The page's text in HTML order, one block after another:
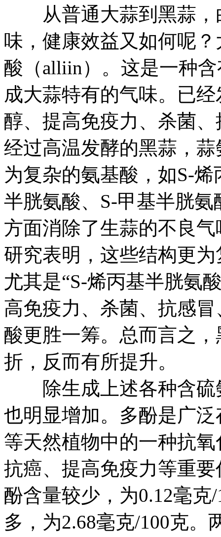
从普通大蒜到黑蒜，
味，健康效益又如何呢
酸（alliin）。这是一种
成大蒜特有的气味。已
醇、提高免疫力、杀菌
经过高温发酵的黑蒜，
为复杂的氨基酸，如S-
半胱氨酸、S-甲基半胱
方面消除了生蒜的不良
研究表明，这些结构更
尤其是“S-烯丙基半胱氨
高免疫力、杀菌、抗感
酸更胜一筹。总而言之
折，反而有所提升。
除生成上述各种含硫
也明显增加。多酚是广
等天然植物中的一种抗
抗癌、提高免疫力等重
酚含量较少，为0.12毫
多，为2.68毫克/100克。